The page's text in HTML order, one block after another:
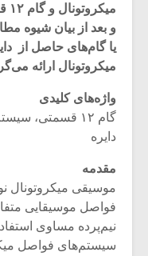
و بعد از بیان شیوه
میکروتونال ارائه
واژه‌های کلیدی
گام ۱۲ قسمتی،
دایره
مقدمه
موسیقی میکروتونال
نیم‌پرده مساوی
سیستم‌های فواصل
میکلوش